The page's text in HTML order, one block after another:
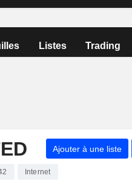
Listes Trading
Ajouter à une liste
Internet